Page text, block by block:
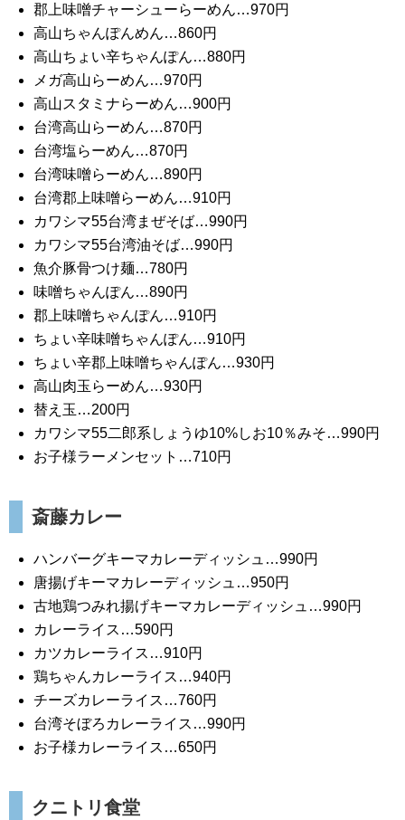
郡上味噌チャーシューらーめん…970円
高山ちゃんぽんめん…860円
高山ちょい辛ちゃんぽん…880円
メガ高山らーめん…970円
高山スタミナらーめん…900円
台湾高山らーめん…870円
台湾塩らーめん…870円
台湾味噌らーめん…890円
台湾郡上味噌らーめん…910円
カワシマ55台湾まぜそば…990円
カワシマ55台湾油そば…990円
魚介豚骨つけ麺…780円
味噌ちゃんぽん…890円
郡上味噌ちゃんぽん…910円
ちょい辛味噌ちゃんぽん…910円
ちょい辛郡上味噌ちゃんぽん…930円
高山肉玉らーめん…930円
替え玉…200円
カワシマ55二郎系しょうゆ10%しお10％みそ…990円
お子様ラーメンセット…710円
斎藤カレー
ハンバーグキーマカレーディッシュ…990円
唐揚げキーマカレーディッシュ…950円
古地鶏つみれ揚げキーマカレーディッシュ…990円
カレーライス…590円
カツカレーライス…910円
鶏ちゃんカレーライス…940円
チーズカレーライス…760円
台湾そぼろカレーライス…990円
お子様カレーライス…650円
クニトリ食堂